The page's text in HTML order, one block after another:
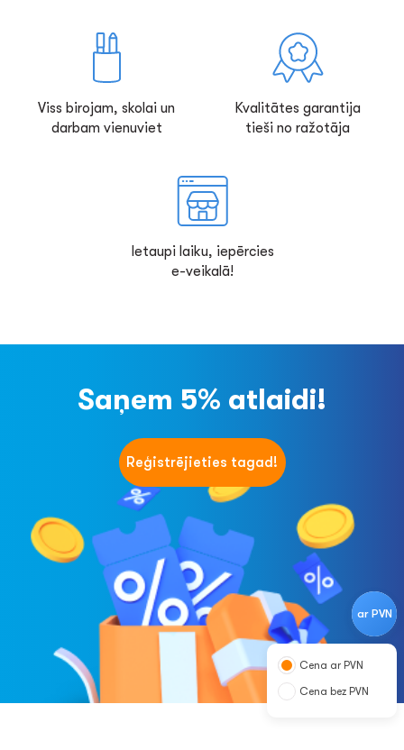
ar PVN
Cena ar PVN
Cena bez PVN
Viss birojam, skolai un
darbam vienuviet
Kvalitātes garantija
tieši no ražotāja
Ietaupi laiku, iepērcies
e-veikalā!
Saņem 5% atlaidi!
Reģistrējieties tagad!